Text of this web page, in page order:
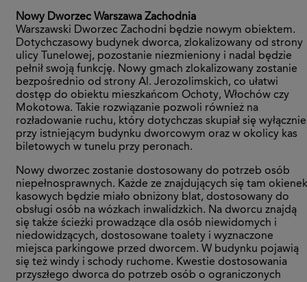
Nowy Dworzec Warszawa Zachodnia
Warszawski Dworzec Zachodni będzie nowym obiektem.
Dotychczasowy budynek dworca, zlokalizowany od strony
ulicy Tunelowej, pozostanie niezmieniony i nadal będzie
pełnił swoją funkcję. Nowy gmach zlokalizowany zostanie
bezpośrednio od strony Al. Jerozolimskich, co ułatwi
dostęp do obiektu mieszkańcom Ochoty, Włochów czy
Mokotowa. Takie rozwiązanie pozwoli również na
rozładowanie ruchu, który dotychczas skupiał się wyłącznie
przy istniejącym budynku dworcowym oraz w okolicy kas
biletowych w tunelu przy peronach.
Nowy dworzec zostanie dostosowany do potrzeb osób
niepełnosprawnych. Każde ze znajdujących się tam okienek
kasowych będzie miało obniżony blat, dostosowany do
obsługi osób na wózkach inwalidzkich. Na dworcu znajdą
się także ścieżki prowadzące dla osób niewidomych i
niedowidzących, dostosowane toalety i wyznaczone
miejsca parkingowe przed dworcem. W budynku pojawią
się też windy i schody ruchome. Kwestie dostosowania
przyszłego dworca do potrzeb osób o ograniczonych